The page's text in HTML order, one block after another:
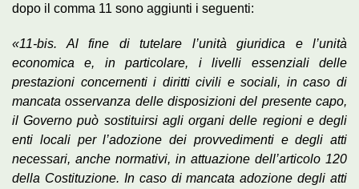
dopo il comma 11 sono aggiunti i seguenti:
«11-bis. Al fine di tutelare l’unità giuridica e l’unità
economica e, in particolare, i livelli essenziali delle
prestazioni concernenti i diritti civili e sociali, in caso di
mancata osservanza delle disposizioni del presente capo,
il Governo può sostituirsi agli organi delle regioni e degli
enti locali per l’adozione dei provvedimenti e degli atti
necessari, anche normativi, in attuazione dell’articolo 120
della Costituzione. In caso di mancata adozione degli atti